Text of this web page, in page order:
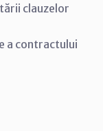
clauzelor
a contractului